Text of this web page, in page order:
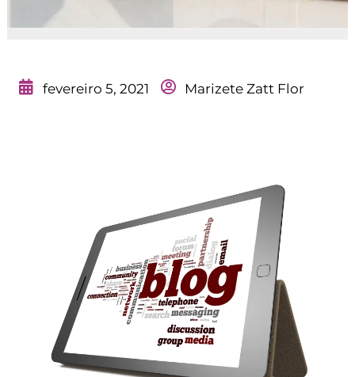
fevereiro 5, 2021 Marizete Zatt Flor